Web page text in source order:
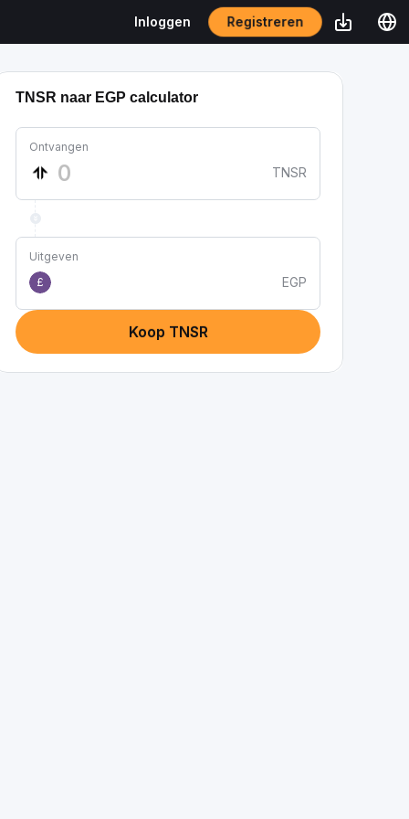
Inloggen Registreren
TNSR naar EGP calculator
Ontvangen
TNSR
Uitgeven
£
EGP
Koop TNSR